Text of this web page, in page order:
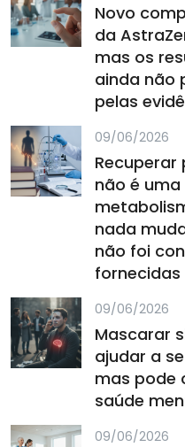
Novo
da
mas os
ainda não
pelas
09/06/2026
não é
nada
não foi
fornecidas
09/06/2026
Mascarar
ajudar a
mas pode
saúde
09/06/2026